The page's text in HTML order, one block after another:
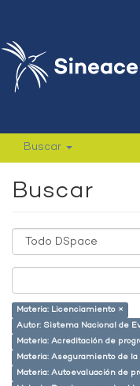
Buscar
Buscar
Materia: Licenciamiento ×
Autor: Sistema Nacional de
Materia: Acreditación de
Materia: Aseguramiento de la
Materia: Autoevaluación de